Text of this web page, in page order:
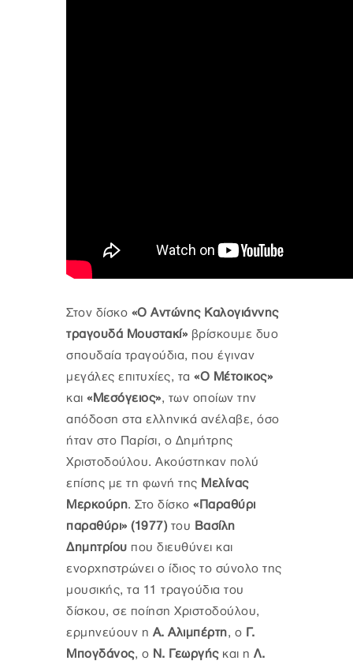
Στον δίσκο «Ο Αντώνης Καλογιάννης
τραγουδά Μουστακί» βρίσκουμε δυο
σπουδαία τραγούδια, που έγιναν
μεγάλες επιτυχίες, τα «Ο Μέτοικος»
και «Μεσόγειος», των οποίων την
απόδοση στα ελληνικά ανέλαβε, όσο
ήταν στο Παρίσι, ο Δημήτρης
Χριστοδούλου. Ακούστηκαν πολύ
επίσης με τη φωνή της Μελίνας
Μερκούρη. Στο δίσκο «Παραθύρι
παραθύρι» (1977)του Βασίλη
Δημητρίου που διευθύνει και
ενορχηστρώνει ο ίδιος το σύνολο της
μουσικής, τα 11 τραγούδια του
δίσκου, σε ποίηση Χριστοδούλου,
ερμηνεύουν η Α. Αλιμπέρτη, ο Γ.
Μπογδάνος, ο Ν. Γεωργήςκαι η Λ.